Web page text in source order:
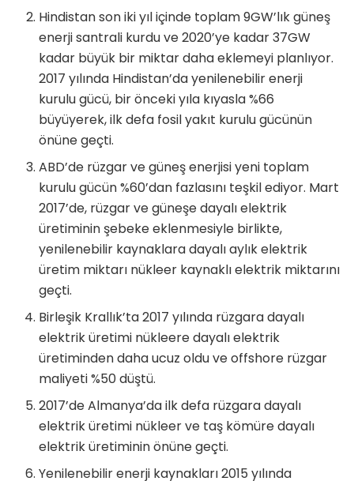
Hindistan son iki yıl içinde toplam 9GW’lık güneş
enerji santrali kurdu ve 2020’ye kadar 37GW
kadar büyük bir miktar daha eklemeyi planlıyor.
2017 yılında Hindistan’da yenilenebilir enerji
kurulu gücü, bir önceki yıla kıyasla %66
büyüyerek, ilk defa fosil yakıt kurulu gücünün
önüne geçti.
ABD’de rüzgar ve güneş enerjisi yeni toplam
kurulu gücün %60’dan fazlasını teşkil ediyor. Mart
2017’de, rüzgar ve güneşe dayalı elektrik
üretiminin şebeke eklenmesiyle birlikte,
yenilenebilir kaynaklara dayalı aylık elektrik
üretim miktarı nükleer kaynaklı elektrik miktarını
geçti.
Birleşik Krallık’ta 2017 yılında rüzgara dayalı
elektrik üretimi nükleere dayalı elektrik
üretiminden daha ucuz oldu ve offshore rüzgar
maliyeti %50 düştü.
2017’de Almanya’da ilk defa rüzgara dayalı
elektrik üretimi nükleer ve taş kömüre dayalı
elektrik üretiminin önüne geçti.
Yenilenebilir enerji kaynakları 2015 yılında